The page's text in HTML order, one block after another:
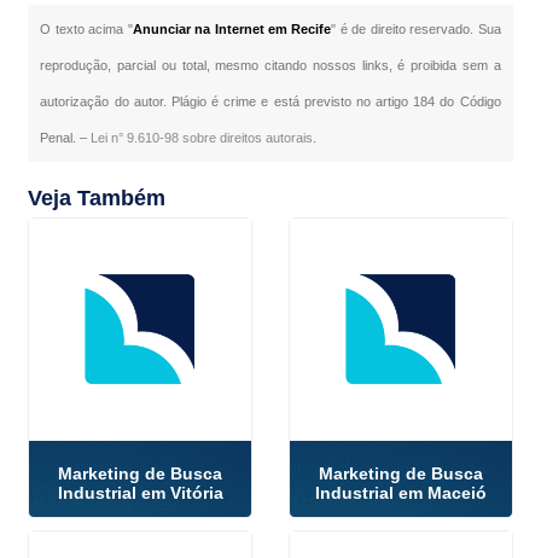
O texto acima "Anunciar na Internet em Recife" é de direito reservado. Sua
reprodução, parcial ou total, mesmo citando nossos links, é proibida sem a
autorização do autor. Plágio é crime e está previsto no artigo 184 do Código
Penal. – Lei n° 9.610-98 sobre direitos autorais
Veja Também
Marketing de Busca
Industrial em Vitória
Marketing de Busca
Industrial em Maceió